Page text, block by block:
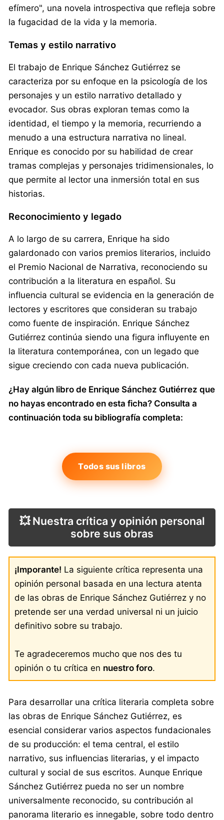
efímero", una novela introspectiva que refleja sobre
la fugacidad de la vida y la memoria.
Temas y estilo narrativo
El trabajo de Enrique Sánchez Gutiérrez se
caracteriza por su enfoque en la psicología de los
personajes y un estilo narrativo detallado y
evocador. Sus obras exploran temas como la
identidad, el tiempo y la memoria, recurriendo a
menudo a una estructura narrativa no lineal.
Enrique es conocido por su habilidad de crear
tramas complejas y personajes tridimensionales, lo
que permite al lector una inmersión total en sus
historias.
Reconocimiento y legado
A lo largo de su carrera, Enrique ha sido
galardonado con varios premios literarios, incluido
el Premio Nacional de Narrativa, reconociendo su
contribución a la literatura en español. Su
influencia cultural se evidencia en la generación de
lectores y escritores que consideran su trabajo
como fuente de inspiración. Enrique Sánchez
Gutiérrez continúa siendo una figura influyente en
la literatura contemporánea, con un legado que
sigue creciendo con cada nueva publicación.
¿Hay algún libro de Enrique Sánchez Gutiérrez que
no hayas encontrado en esta ficha? Consulta a
continuación toda su bibliografía completa:
Todos sus libros
💥 Nuestra crítica y opinión personal
sobre sus obras
¡Imporante! La siguiente crítica representa una
opinión personal basada en una lectura atenta
de las obras de Enrique Sánchez Gutiérrez y no
pretende ser una verdad universal ni un juicio
definitivo sobre su trabajo.
Te agradeceremos mucho que nos des tu
opinión o tu crítica en nuestro foro.
Para desarrollar una crítica literaria completa sobre
las obras de Enrique Sánchez Gutiérrez, es
esencial considerar varios aspectos fundacionales
de su producción: el tema central, el estilo
narrativo, sus influencias literarias, y el impacto
cultural y social de sus escritos. Aunque Enrique
Sánchez Gutiérrez pueda no ser un nombre
universalmente reconocido, su contribución al
panorama literario es innegable, sobre todo dentro